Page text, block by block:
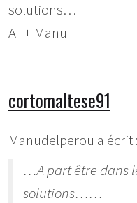
solutions…
A++ Manu
cortomaltese91
Manudelperou a écrit :
…A part être dans
solutions……